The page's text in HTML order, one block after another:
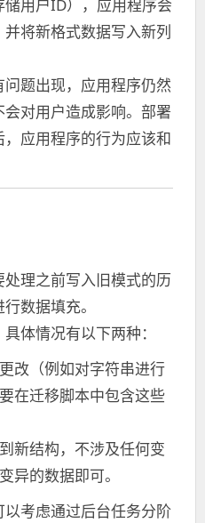
储用户ID），应用程序会
将新格式数据写入新列
题出现，应用程序仍然
对用户造成影响。部署
应用程序的行为应该和
理之前写入旧模式的历
数据填充。
体情况有以下两种：
改（例如对字符串进行
在迁移脚本中包含这些
新结构，不涉及任何变
异的数据即可。
考虑通过后台任务分阶